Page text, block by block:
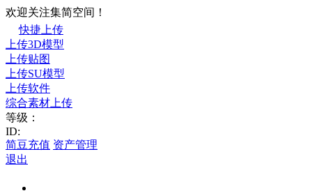
欢迎关注集简空间！
快捷上传
上传3D模型
上传贴图
上传SU模型
上传软件
综合素材上传
等级：
ID:
简豆充值 资产管理
退出